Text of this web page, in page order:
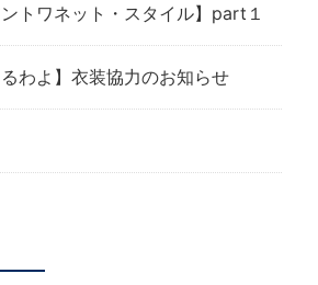
ントワネット・スタイル】part１
るわよ】衣装協力のお知らせ